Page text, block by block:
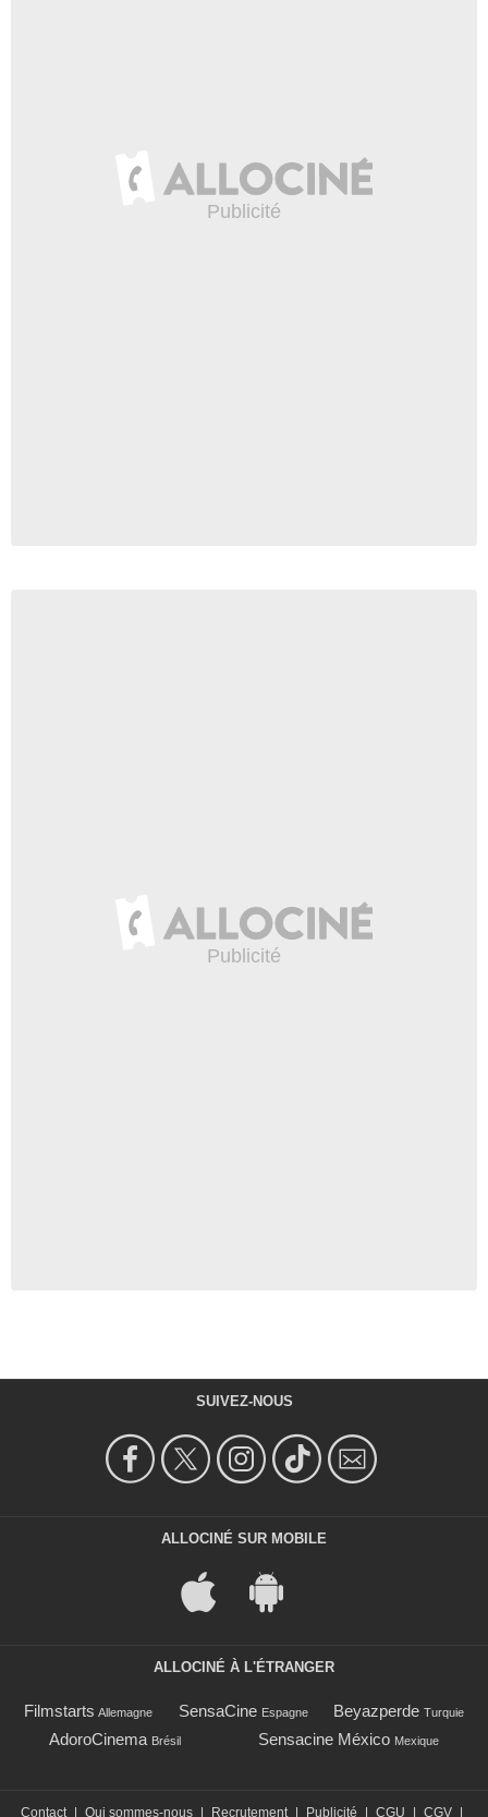
SUIVEZ-NOUS
ALLOCINÉ SUR MOBILE
ALLOCINÉ À L'ÉTRANGER
Filmstarts Allemagne SensaCine Espagne Beyazperde Turquie
AdoroCinema Brésil Sensacine México Mexique
Contact Qui sommes-nous Recrutement Publicité CGU CGV